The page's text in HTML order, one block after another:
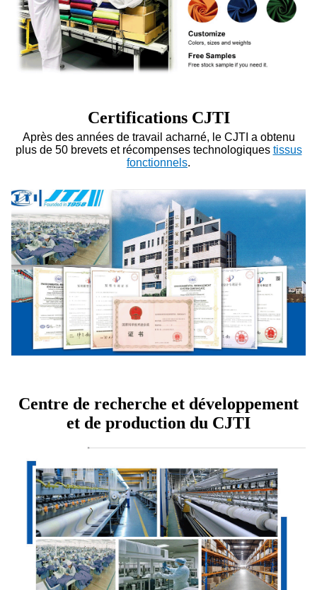
Certifications CJTI
Après des années de travail acharné, le CJTI a obtenu
plus de 50 brevets et récompenses technologiques tissus
fonctionnels.
Centre de recherche et développement
et de production du CJTI